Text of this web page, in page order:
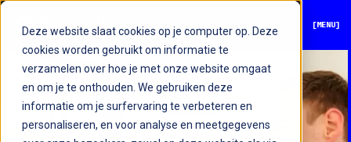
Deze website slaat cookies op je computer op. Deze
cookies worden gebruikt om informatie te
verzamelen over hoe je met onze website omgaat
en om je te onthouden. We gebruiken deze
informatie om je surfervaring te verbeteren en
personaliseren, en voor analyse en meetgegevens
[MENU]